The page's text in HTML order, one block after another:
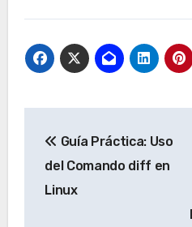
de
entradas
Guía Práctica: Uso
del Comando diff en
Linux